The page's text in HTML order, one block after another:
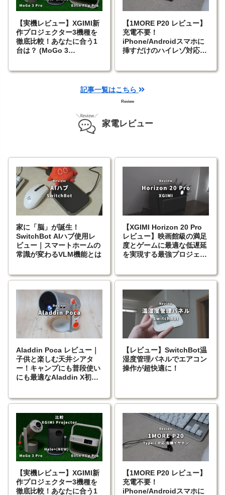
【実機レビュー】XGIMI新
作プロジェクター3機種を
徹底比較！あなたに合う1
台は？ (MoGo 3
【1MORE P20 レビュー】
充電不要！
iPhone/Androidスマホに
挿すだけのハイレゾ対応
記事一覧はこちら
家電レビュー
Review
家に「脳」が誕生！
SwitchBot AIハブ使用レ
ビュー｜スマートホームの
常識が変わるVLM機能とは
【XGIMI Horizon 20 Pro
レビュー】映画館級の満足
度とゲームに最適な低遅延
を実現する最強プロジェク
Aladdin Poca レビュー｜
子供と楽しむ天井シアタ
ー！キャンプにも普段使い
にも最適なAladdin X初の
【レビュー】SwitchBot温
湿度管理パネルでエアコン
操作が超快適に！
【実機レビュー】XGIMI新
作プロジェクター3機種を
徹底比較！あなたに合う1
【1MORE P20 レビュー】
充電不要！
iPhone/Androidスマホに